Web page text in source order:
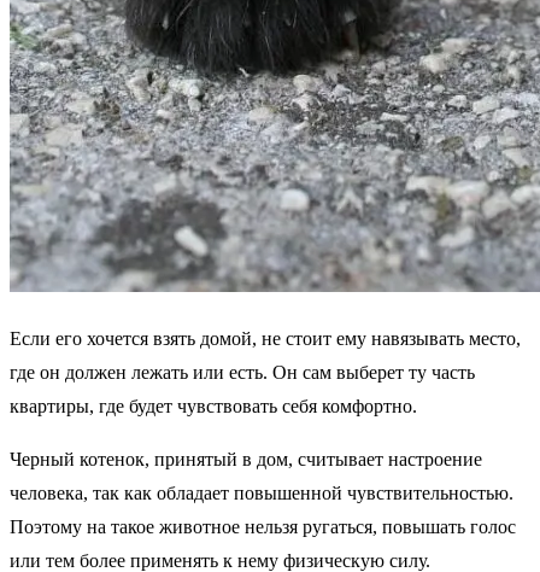
Если его хочется взять домой, не стоит ему навязывать место,
где он должен лежать или есть. Он сам выберет ту часть
квартиры, где будет чувствовать себя комфортно.
Черный котенок, принятый в дом, считывает настроение
человека, так как обладает повышенной чувствительностью.
Поэтому на такое животное нельзя ругаться, повышать голос
или тем более применять к нему физическую силу.